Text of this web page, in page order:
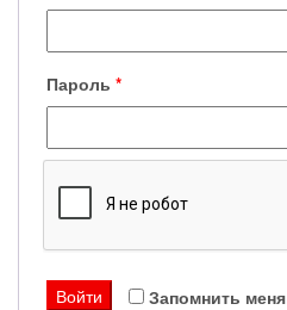
Пароль *
Запомнить меня
Войти